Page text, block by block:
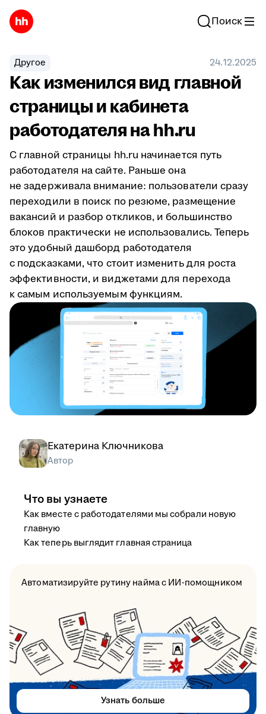
Поиск
Другое 24.12.2025
Как изменился вид главной
страницы и кабинета
работодателя на hh.ru
C главной страницы hh.ru начинается путь
работодателя на сайте. Раньше она
не задерживала внимание: пользователи сразу
переходили в поиск по резюме, размещение
вакансий и разбор откликов, и большинство
блоков практически не использовались. Теперь
это удобный дашборд работодателя
с подсказками, что стоит изменить для роста
эффективности, и виджетами для перехода
к самым используемым функциям.
Екатерина Ключникова
Автор
Что вы узнаете
Как вместе с работодателями мы собрали новую
главную
Как теперь выглядит главная страница
Автоматизируйте рутину найма с ИИ-помощником
Узнать больше